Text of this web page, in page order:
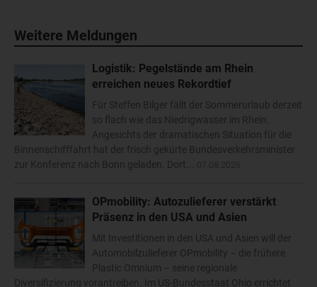
Weitere Meldungen
Logistik: Pegelstände am Rhein
erreichen neues Rekordtief
Für Steffen Bilger fällt der Sommerurlaub derzeit
so flach wie das Niedrigwasser im Rhein.
Angesichts der dramatischen Situation für die
Binnenschifffahrt hat der frisch gekürte Bundesverkehrsminister
zur Konferenz nach Bonn geladen. Dort...
OPmobility: Autozulieferer verstärkt
Präsenz in den USA und Asien
Mit Investitionen in den USA und Asien will der
Automobilzulieferer OPmobility – die frühere
Plastic Omnium – seine regionale
Diversifizierung vorantreiben. Im US-Bundesstaat Ohio errichtet